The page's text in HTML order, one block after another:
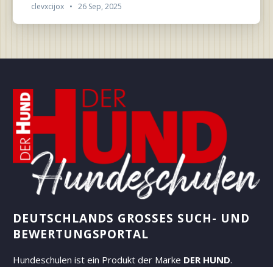
clevxcijox • 26 Sep, 2025
DEUTSCHLANDS GROSSES SUCH- UND B
EWERTUNGSPORTAL
Hundeschulen ist ein Produkt der Marke DER HUND.